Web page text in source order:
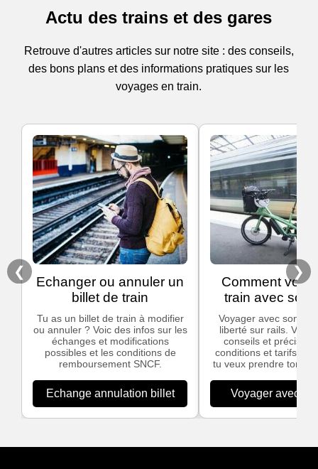
Actu des trains et des gares
Retrouve d'autres articles sur notre site : des conseils,
des bons plans et des informations pratiques sur les
voyages en train.
❮
Echanger ou annuler un
billet de train
Tu as un billet de train à modifier
ou annuler ? Voic des infos sur les
échanges et modifications
possibles et les conditions de
remboursement SNCF.
Echange annulation billet
Comment
train avec son
Voyager avec son
liberté sur rails. Voici
conseils et
conditions et tarifs
tu veux prendre ton
Voyager avec
❯